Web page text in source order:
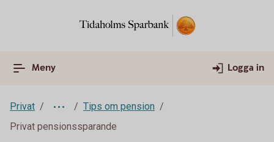
Meny Logga in
Privat
Tips om pension
Privat pensionssparande